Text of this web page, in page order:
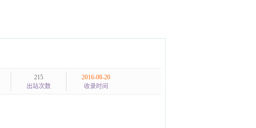
215
出站次数
2016-08-20
收录时间